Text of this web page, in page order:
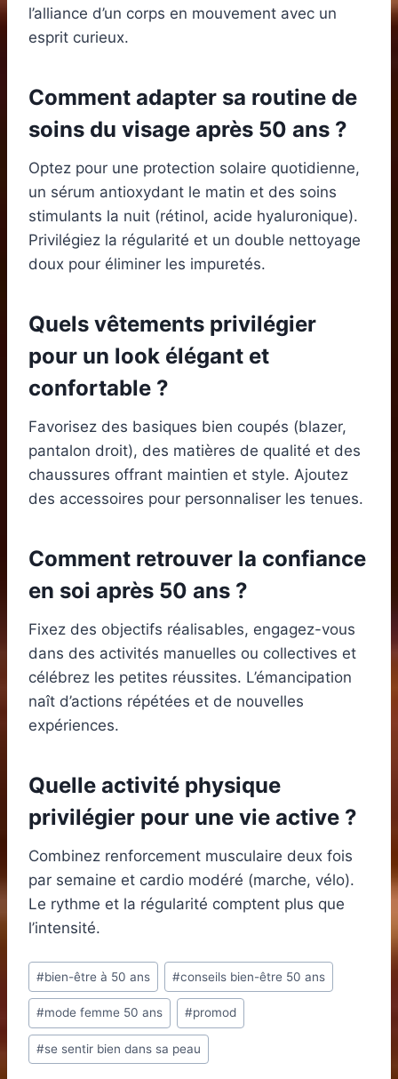
l’alliance d’un corps en mouvement avec un
esprit curieux.
Comment adapter sa routine de
soins du visage après 50 ans ?
Optez pour une protection solaire quotidienne,
un sérum antioxydant le matin et des soins
stimulants la nuit (rétinol, acide hyaluronique).
Privilégiez la régularité et un double nettoyage
doux pour éliminer les impuretés.
Quels vêtements privilégier
pour un look élégant et
confortable ?
Favorisez des basiques bien coupés (blazer,
pantalon droit), des matières de qualité et des
chaussures offrant maintien et style. Ajoutez
des accessoires pour personnaliser les tenues.
Comment retrouver la confiance
en soi après 50 ans ?
Fixez des objectifs réalisables, engagez-vous
dans des activités manuelles ou collectives et
célébrez les petites réussites. L’émancipation
naît d’actions répétées et de nouvelles
expériences.
Quelle activité physique
privilégier pour une vie active ?
Combinez renforcement musculaire deux fois
par semaine et cardio modéré (marche, vélo).
Le rythme et la régularité comptent plus que
l’intensité.
Étiquettes
de
la
publication :
#bien-être à 50 ans #conseils bien-être 50 ans
#mode femme 50 ans #promod
#se sentir bien dans sa peau